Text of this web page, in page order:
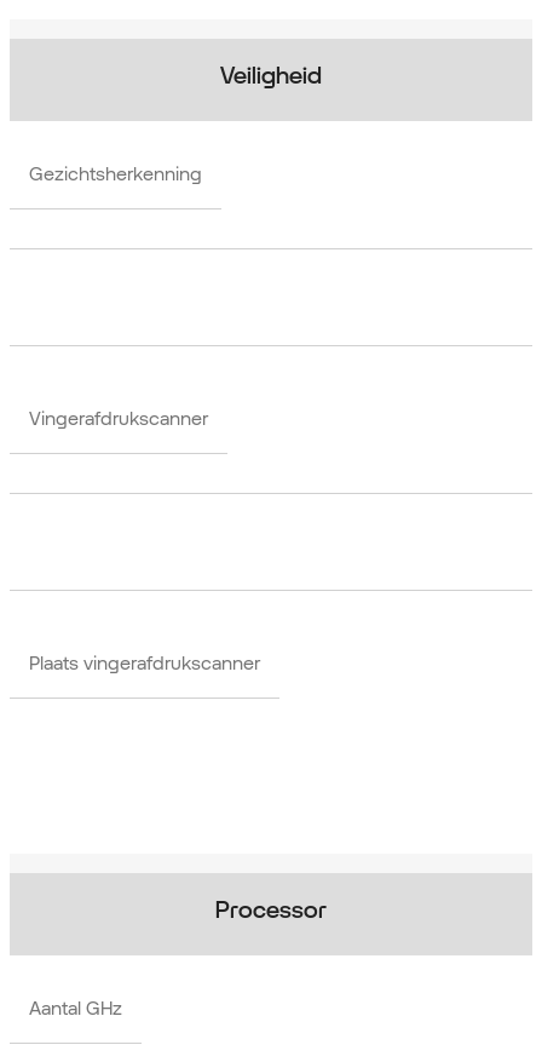
Veiligheid
Gezichtsherkenning
Vingerafdrukscanner
Plaats vingerafdrukscanner
Processor
Aantal GHz